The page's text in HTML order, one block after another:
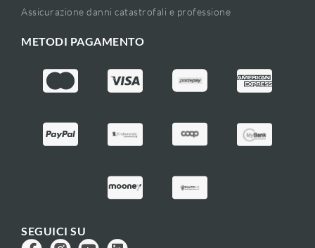
Assicurazione danni catastrofali e professione
METODI PAGAMENTO
SEGUICI SU